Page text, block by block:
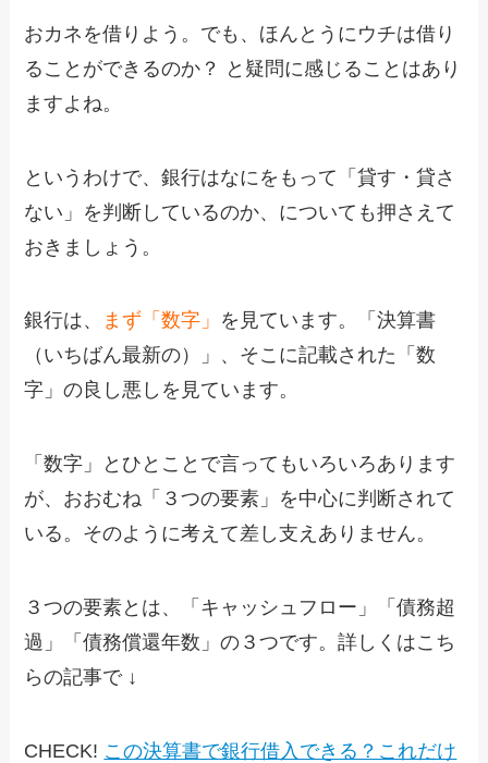
おカネを借りよう。でも、ほんとうにウチは借り
ることができるのか？ と疑問に感じることはあり
ますよね。
というわけで、銀行はなにをもって「貸す・貸さ
ない」を判断しているのか、についても押さえて
おきましょう。
銀行は、 まず「数字」 を見ています。「決算書
（いちばん最新の）」、そこに記載された「数
字」の良し悪しを見ています。
「数字」とひとことで言ってもいろいろあります
が、おおむね「３つの要素」を中心に判断されて
いる。そのように考えて差し支えありません。
３つの要素とは、「キャッシュフロー」「債務超
過」「債務償還年数」の３つです。詳しくはこち
らの記事で ↓
CHECK! この決算書で銀行借入できる？これだけ